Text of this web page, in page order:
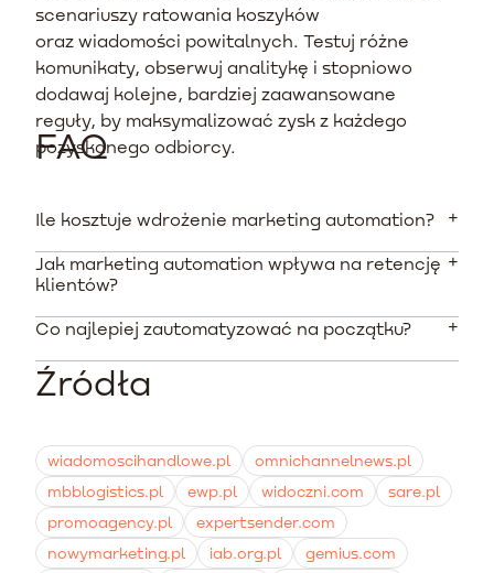
scenariuszy ratowania koszyków
oraz wiadomości powitalnych. Testuj różne
komunikaty, obserwuj analitykę i stopniowo
dodawaj kolejne, bardziej zaawansowane
reguły, by maksymalizować zysk z każdego
pozyskanego odbiorcy.
FAQ
Ile kosztuje wdrożenie marketing automation?
Koszty narzędzi na polskim rynku zaczynają się od
pakiety GetResponse). Z kolei profesjonalne wsparcie
platformą sklepową może wynosić od 3 do kilkunastu
tysięcy złotych.
Jak marketing automation wpływa na retencję
klientów?
Automatyzacja pozwala wysyłać spersonalizowane
komunikaty dokładnie w momencie, gdy klient
podejmuje decyzję o odnowieniu subskrypcji.
miesiącu.
Co najlepiej zautomatyzować na początku?
Warto zacząć od ratowania porzuconych koszyków
oswajając nowego klienta z marką i odzyskując
potencjalnie utracone transakcje.
Źródła
wiadomoscihandlowe.pl
omnichannelnews.pl
mbblogistics.pl
ewp.pl widoczni.com
sare.pl
promoagency.pl
expertsender.com
nowymarketing.pl
iab.org.pl
gemius.com